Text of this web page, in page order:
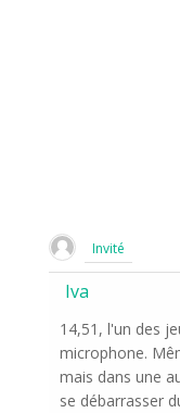
Invité
Iva
14,51, l'un des
microphone.
mais dans une
se débarrasser